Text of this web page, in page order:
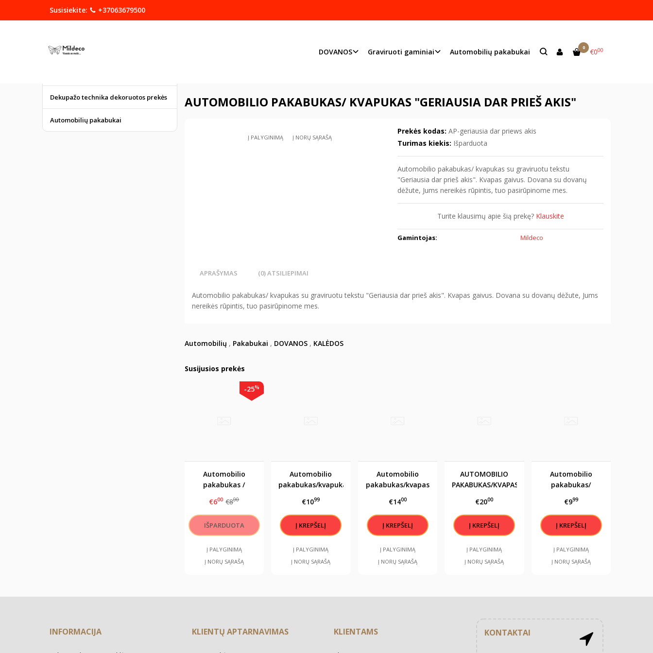
Susisiekite: +37063679500
DOVANOS Graviruoti gaminiai Automobilių pakabukai 0 €000
Pjaustome ir graviruojame lazeriu.
Priimame individualius užsakymus: info@mildeco.lt
AUTOMOBILIO PAKABUKAS/ KVAPUKAS "GERIAUSIA DAR PRIEŠ AKIS"
Į PALYGINIMĄ Į NORŲ SĄRAŠĄ
Prekės kodas: AP-geriausia dar priews akis
Turimas kiekis: Išparduota
Automobilio pakabukas/ kvapukas su graviruotu tekstu
"Geriausia dar prieš akis". Kvapas gaivus. Dovana su dovanų
dėžute, Jums nereikės rūpintis, tuo pasirūpinome mes.
Turite klausimų apie šią prekę? Klauskite
Gamintojas: Mildeco
APRAŠYMAS (0) ATSILIEPIMAI
Automobilio pakabukas/ kvapukas su graviruotu tekstu "Geriausia dar prieš akis". Kvapas gaivus. Dovana su dovanų dėžute, Jums
nereikės rūpintis, tuo pasirūpinome mes.
Automobilių , Pakabukai , DOVANOS, KALĖDOS
Susijusios prekės
-25%
Automobilio
pakabukas /
"Geriausia dar
prieš akis"
€600 €800
Į PALYGINIMĄ
Į NORŲ SĄRAŠĄ
Automobilio
pakabukas/kvapukas
€1099
Į PALYGINIMĄ
Į NORŲ SĄRAŠĄ
Automobilio
pakabukas/kvapas
tiems kas tiki savo
svajonių grožiu..."
€1400
Į PALYGINIMĄ
Į NORŲ SĄRAŠĄ
AUTOMOBILIO
PAKABUKAS/KVAPAS
PRIKLAUSO TIEMS
KAS TIKI SAVO
SVAJONIŲ
GROŽIU..."
€2000
Į PALYGINIMĄ
Į NORŲ SĄRAŠĄ
Automobilio
pakabukas/
dar prieš akis"
€999
Į PALYGINIMĄ
Į NORŲ SĄRAŠĄ
DOVANOS
Dekupažo technika dekoruotos prekės
Automobilių pakabukai
INFORMACIJA KLIENTŲ APTARNAVIMAS KLIENTAMS KONTAKTAI